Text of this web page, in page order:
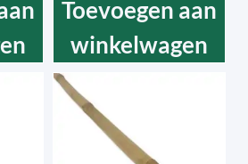
Toevoegen aan
winkelwagen